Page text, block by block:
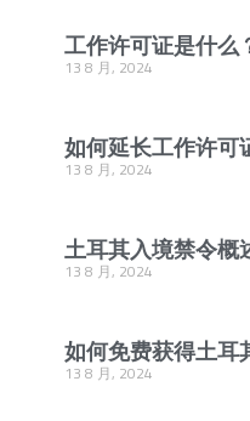
工作许可证是什么
13 8 月, 2024
如何延长工作许可
13 8 月, 2024
土耳其入境禁令概
13 8 月, 2024
如何免费获得土耳
13 8 月, 2024